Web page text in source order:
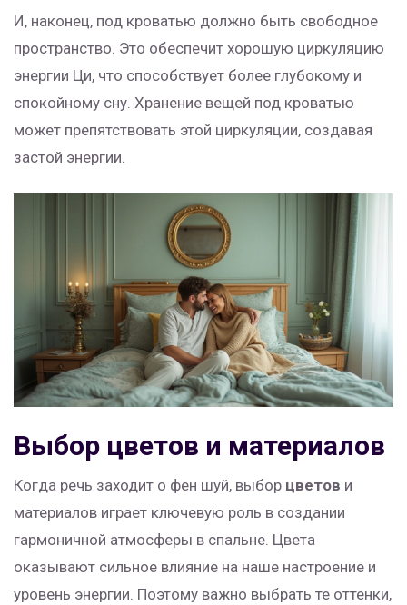
И, наконец, под кроватью должно быть свободное
пространство. Это обеспечит хорошую циркуляцию
энергии Ци, что способствует более глубокому и
спокойному сну. Хранение вещей под кроватью
может препятствовать этой циркуляции, создавая
застой энергии.
Выбор цветов и материалов
Когда речь заходит о фен шуй, выбор цветов и
материалов играет ключевую роль в создании
гармоничной атмосферы в спальне. Цвета
оказывают сильное влияние на наше настроение и
уровень энергии. Поэтому важно выбрать те оттенки,